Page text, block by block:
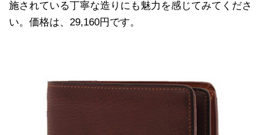
施されている丁寧な造りにも魅力を感じてみてくださ
い。価格は、29,160円です。